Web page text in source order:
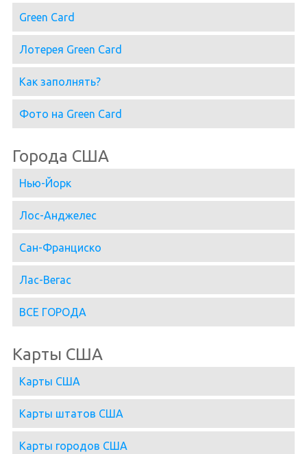
Green Card
Лотерея Green Card
Как заполнять?
Фото на Green Card
Города США
Нью-Йорк
Лос-Анджелес
Сан-Франциско
Лас-Вегас
ВСЕ ГОРОДА
Карты США
Карты США
Карты штатов США
Карты городов США